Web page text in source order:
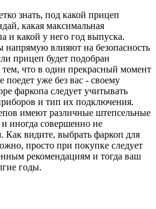
знать, под какой прицеп
какая максимальная
и какой у него год выпуска.
напрямую влияют на безопасность
прицеп будет подобран
что в один прекрасный момент
поедет уже без вас - своему
фаркопа следует учитывать
и тип их подключения.
имеют различные штепсельные
иногда совершенно не
Как видите, выбрать фаркоп для
просто при покупке следует
рекомендациям и тогда ваш
годы.